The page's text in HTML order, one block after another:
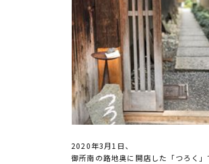
2020年3月1日、
御所南の路地奥に開店した「つろく」